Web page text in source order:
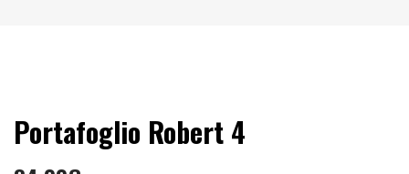
Portafoglio Robert 4